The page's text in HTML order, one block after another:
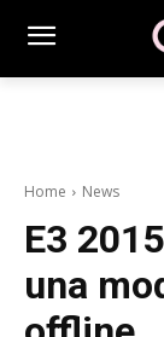
Home News
E3
una